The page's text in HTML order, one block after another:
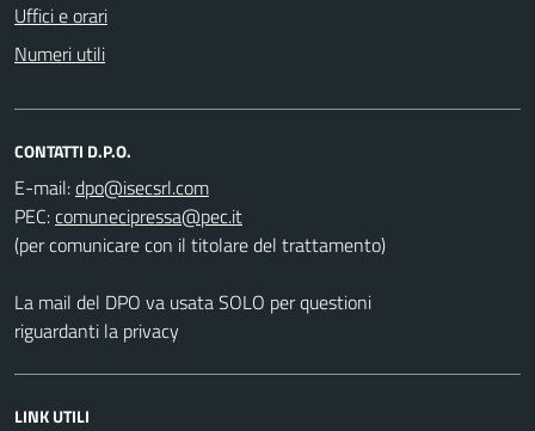
Uffici e orari
Numeri utili
CONTATTI D.P.O.
E-mail:
PEC:
(per comunicare con il titolare del trattamento)
La mail del DPO va usata SOLO per questioni
riguardanti la privacy
LINK UTILI